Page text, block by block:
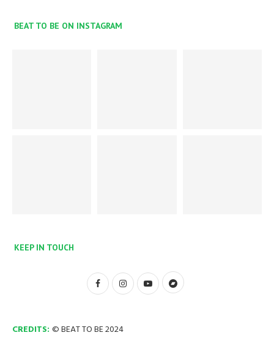
BEAT TO BE ON INSTAGRAM
KEEP IN TOUCH
CREDITS: © BEAT TO BE 2024